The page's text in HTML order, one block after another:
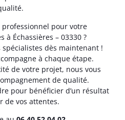
professionnel pour votre
à Échassières – 03330 ?
spécialistes dès maintenant !
à chaque étape.
de votre projet, nous vous
de qualité.
pour bénéficier d’un résultat
de vos attentes.